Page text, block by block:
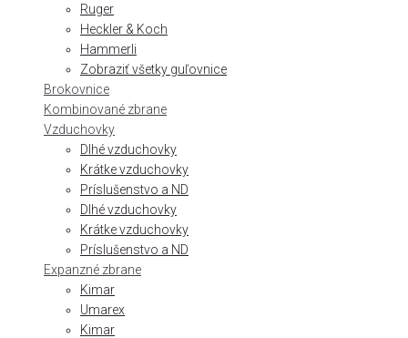
Ruger
Heckler & Koch
Hammerli
Zobraziť všetky guľovnice
Brokovnice
Kombinované zbrane
Vzduchovky
Dlhé vzduchovky
Krátke vzduchovky
Príslušenstvo a ND
Dlhé vzduchovky
Krátke vzduchovky
Príslušenstvo a ND
Expanzné zbrane
Kimar
Umarex
Kimar